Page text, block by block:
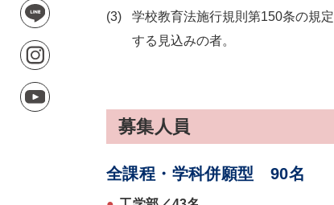
学校教育法施行規則第150条の規
する見込みの者。
募集人員
全課程・学科併願型 90名